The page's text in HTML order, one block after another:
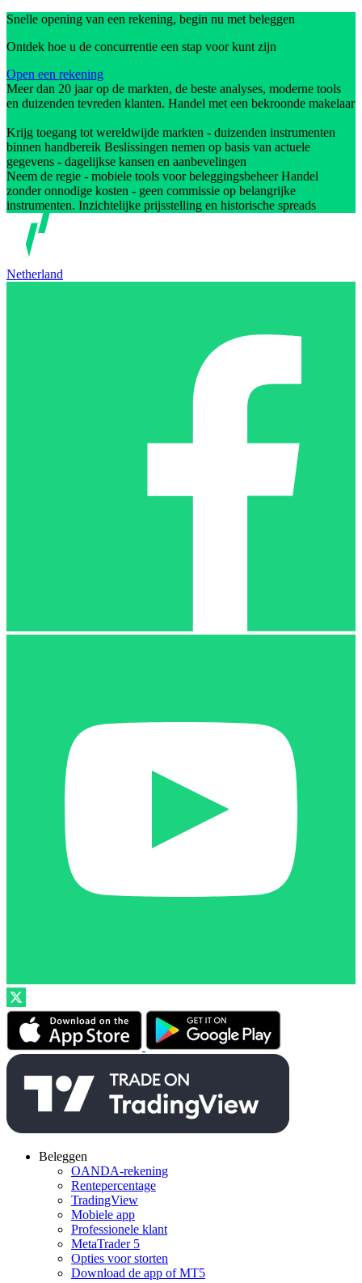
Snelle opening van een rekening, begin nu met beleggen
Ontdek hoe u de concurrentie een stap voor kunt zijn
Open een rekening
Meer dan 20 jaar op de markten, de beste analyses, moderne tools
en duizenden tevreden klanten. Handel met een bekroonde makelaar
Krijg toegang tot wereldwijde markten - duizenden instrumenten
binnen handbereik Beslissingen nemen op basis van actuele
gegevens - dagelijkse kansen en aanbevelingen
Neem de regie - mobiele tools voor beleggingsbeheer Handel
zonder onnodige kosten - geen commissie op belangrijke
instrumenten. Inzichtelijke prijsstelling en historische spreads
Netherland
Beleggen
OANDA-rekening
Rentepercentage
TradingView
Mobiele app
Professionele klant
MetaTrader 5
Opties voor storten
Download de app of MT5